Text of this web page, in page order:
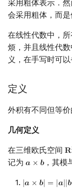
采用粗体表示．
会采用粗体，而是
在线性代数中，
烦，并且线性代
义，在手写时可
定义
外积有不同但等
几何定义
在三维欧氏空间 𝐑
R
记为 𝒂 × 𝒃
a×b ，其模
|𝒂 × 𝒃| = |𝒂||𝒃
|a ×b |= |a| |b